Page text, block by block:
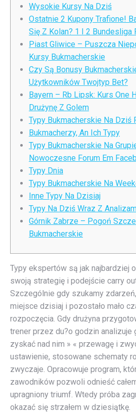
Wysokie Kursy Na Dziś
Ostatnie 2 Kupony Trafione!
Się Z Kolan? 1 I 2 Bundesliga
Piast Gliwice – Puszcza
Kursy Bukmacherskie
Czy Są Bonusy
Użytkowników Twojtyp Bet?
Bayern – Rb Lipsk: Kurs One
Drużynę Z Golem
Typy Bukmacherskie Na Dziś
Bukmacherzy, An Ich Typy
Typy Bukmacherskie Na
Nowoczesne Forum Em
Typy Dnia
Typy Bukmacherskie Na
Inne Typy Na Dzisiaj
Typy Na Dziś Wraz Z
Górnik Zabrze – Pogoń
Bukmacherskie
Typy ekspertów są jak najbardziej
swoją strategię i podejście carry
Szczególnie gdy szukamy
miejsce dzisiaj i pozostało mało
rozpoczęcia. Gdy drużyna
trener przez du?o godzin analizuje
zyskać nad nim » « przewagę i
ustawienie, stosowane schematy
zwyczaje. Opracowuje program,
zawodników pozwoli odnieść
upragniony triumf. Wtedy próba
okazać się strzałem w dziesiątkę.